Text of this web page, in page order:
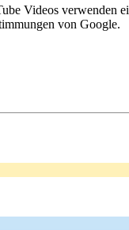
Videos verwenden
von Google.